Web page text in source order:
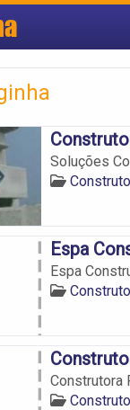
Soluções
Espa
Espa
Construtora